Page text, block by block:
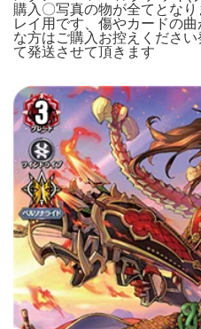
購入〇写真の物が全てとな
レイ用です、傷やカードの
な方はご購入お控えくださ
て発送させて頂きます